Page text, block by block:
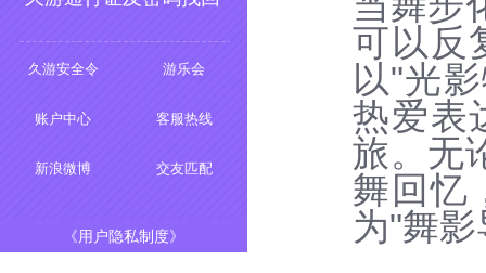
久游安全令 游乐会
账户中心 客服热线
新浪微博 交友匹配
《用户隐私制度》
可以反
以"光
热爱表
旅。无
舞回忆
为"舞